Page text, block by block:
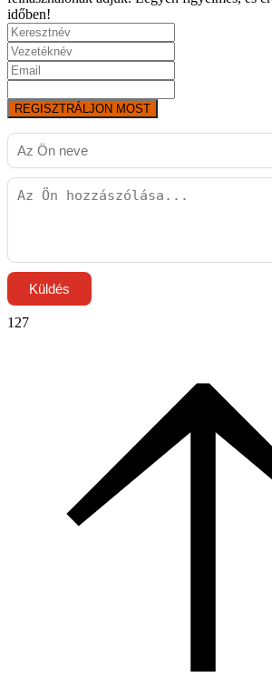
időben!
REGISZTRÁLJON MOST
Küldés
127